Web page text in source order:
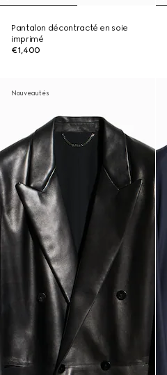
Pantalon décontracté en soie
imprimé
€1,400
Nouveautés